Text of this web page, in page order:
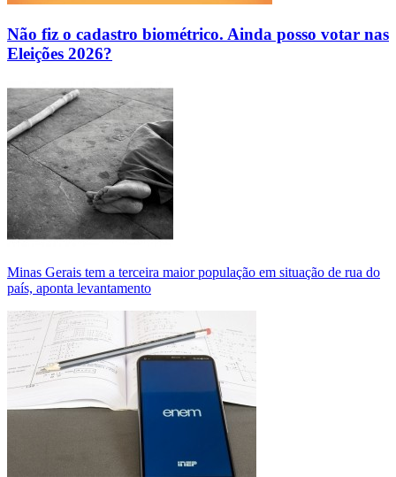
Não fiz o cadastro biométrico. Ainda posso votar nas
Eleições 2026?
Minas Gerais tem a terceira maior população em situação de rua do
país, aponta levantamento